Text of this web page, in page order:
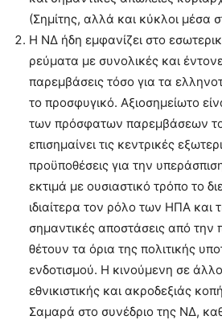
(Σημίτης, αλλά και κύκλοι μέσα
Η ΝΔ ήδη εμφανίζει στο
ρεύματα με συνολικές και
παρεμβάσεις τόσο για τα
το προσφυγικό. Αξιοσημείωτο
των πρόσφατων παρεμβάσεων
επισημαίνει τις κεντρικές
προϋποθέσεις για την
εκτιμά με ουσιαστικό τρόπο το
ιδιαίτερα τον ρόλο των ΗΠΑ και
σημαντικές αποστάσεις από την
θέτουν τα όρια της πολιτικής
ενδοτισμού. Η κινούμενη σε
εθνικιστικής και ακροδεξιάς
Σαμαρά στο συνέδριο της ΝΔ,